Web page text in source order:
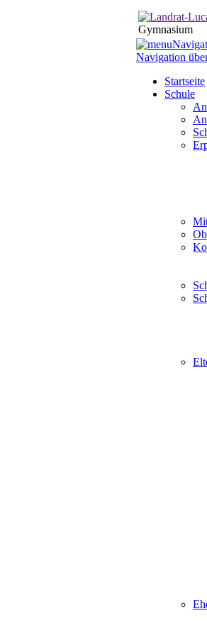
Gymnasium
Navigation
Startseite
Schule